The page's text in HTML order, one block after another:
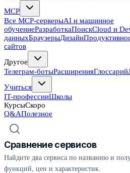
MCP
Все MCP-серверыAI и машинное
обучениеРазработкаПоискCloud и
данныхБраузерыДизайн
сайтов
Другое
Телеграм-ботыРасширенияГлоссарий
Учиться
IT-профессииШколы
КурсыСкоро
Q&AПолезное
Сравнение сервисов
Найдите два сервиса по названию и
функций, цен и характеристик.